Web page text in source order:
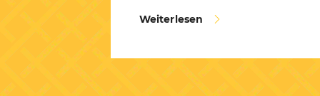
Weiterlesen